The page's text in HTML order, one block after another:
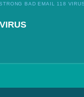
BAD EMAIL 118